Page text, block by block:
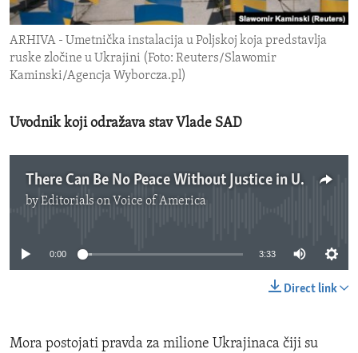
ENVIRONMENT AND HEALTH
IDEALS AND INSTITUTIONS
ARHIVA - Umetnička instalacija u Poljskoj koja predstavlja
ruske zločine u Ukrajini (Foto: Reuters/Slawomir
Kaminski/Agencja Wyborcza.pl)
Uvodnik koji odražava stav Vlade SAD
There Can Be No Peace Without Justice in Ukraine
byEditorials on Voice of America
0:00 3:33
Direct link
Mora postojati pravda za milione Ukrajinaca čiji su